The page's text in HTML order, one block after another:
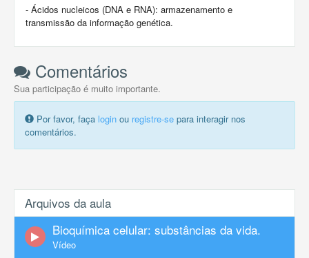
- Ácidos nucleicos (DNA e RNA): armazenamento e
transmissão da informação genética.
Comentários
Sua participação é muito importante.
Por favor, faça login ou registre-se para interagir nos
comentários.
Arquivos da aula
Bioquímica celular: substâncias da vida.
Vídeo